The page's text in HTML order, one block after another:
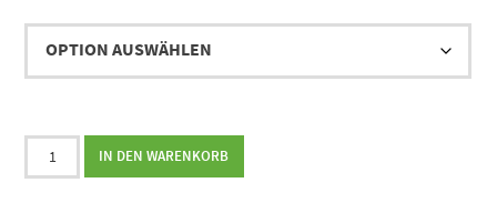
Vermögensaufbau
leicht
IN DEN WARENKORB